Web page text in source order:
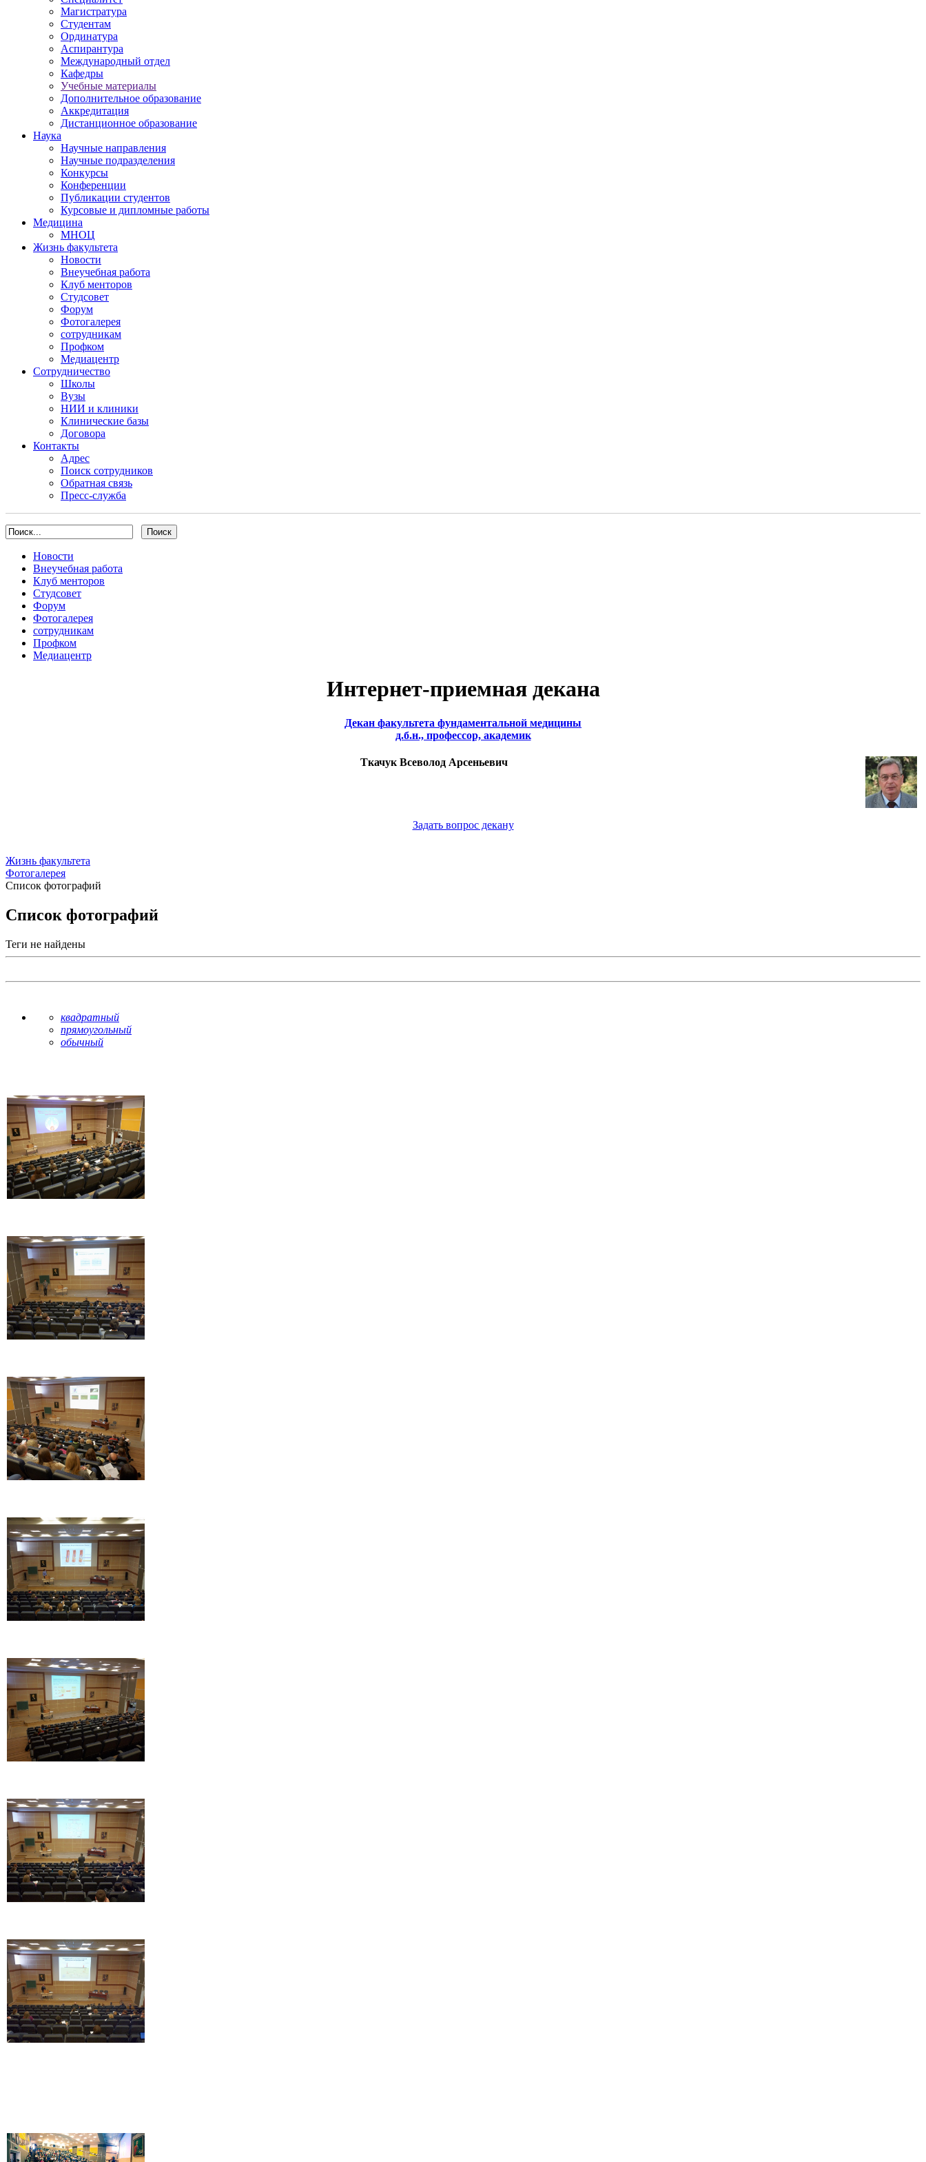
Магистратура
Студентам
Ординатура
Аспирантура
Международный отдел
Кафедры
Учебные материалы
Дополнительное образование
Аккредитация
Дистанционное образование
Наука
Научные направления
Научные подразделения
Конкурсы
Конференции
Публикации студентов
Курсовые и дипломные работы
Медицина
МНОЦ
Жизнь факультета
Новости
Внеучебная работа
Клуб менторов
Студсовет
Форум
Фотогалерея
сотрудникам
Профком
Медиацентр
Сотрудничество
Школы
Вузы
НИИ и клиники
Клинические базы
Договора
Контакты
Адрес
Поиск сотрудников
Обратная связь
Пресс-служба
Новости
Внеучебная работа
Клуб менторов
Студсовет
Форум
Фотогалерея
сотрудникам
Профком
Медиацентр
Интернет-приемная декана
Декан факультета фундаментальной медицины
д.б.н., профессор, академик
Ткачук Всеволод Арсеньевич
Задать вопрос декану
Жизнь факультета
Фотогалерея
Список фотографий
Список фотографий
Теги не найдены
квадратный
прямоугольный
обычный